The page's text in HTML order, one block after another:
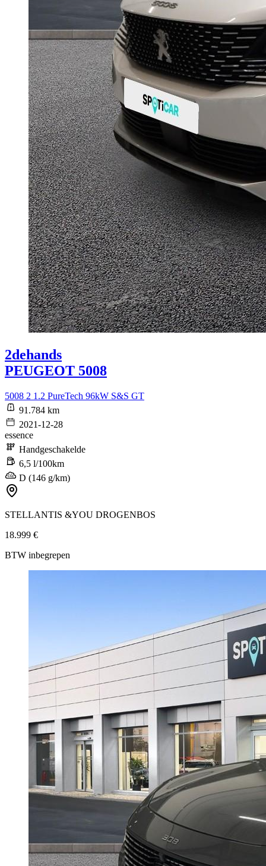
2dehands
PEUGEOT 5008
5008 2 1.2 PureTech 96kW S&S GT
91.784 km
2021-12-28
essence
Handgeschakelde
6,5 l/100km
D (146 g/km)
STELLANTIS &YOU DROGENBOS
18.999 €
BTW inbegrepen